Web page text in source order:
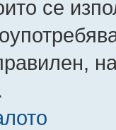
се